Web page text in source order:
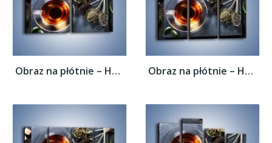
Obraz na płótnie – Herbata i inne dodatki... Obraz na płótnie – Herbata i inne dodatki...